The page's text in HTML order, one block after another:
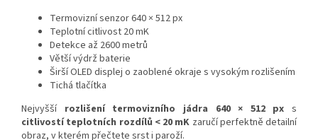
Termovizní senzor 640 × 512 px
Teplotní citlivost 20 mK
Detekce až 2600 metrů
Větší výdrž baterie
Širší OLED displej o zaoblené okraje s vysokým rozlišením
Tichá tlačítka
Nejvyšší rozlišení termovizního jádra 640 × 512 px s
citlivostí teplotních rozdílů < 20 mK zaručí perfektně detailní
obraz, v kterém přečtete srst i paroží.